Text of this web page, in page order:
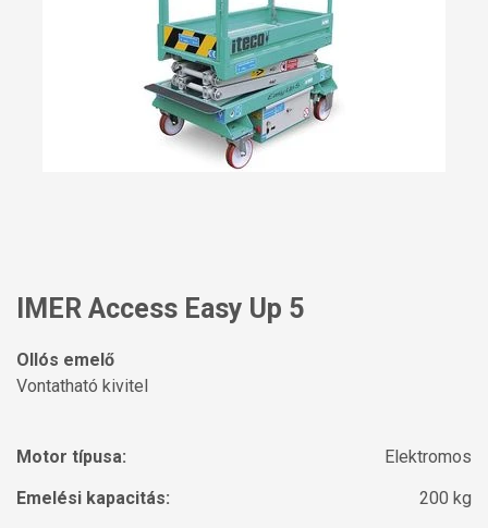
IMER Access Easy Up 5
Ollós emelő
Vontatható kivitel
Motor típusa:
Elektromos
Emelési kapacitás:
200 kg